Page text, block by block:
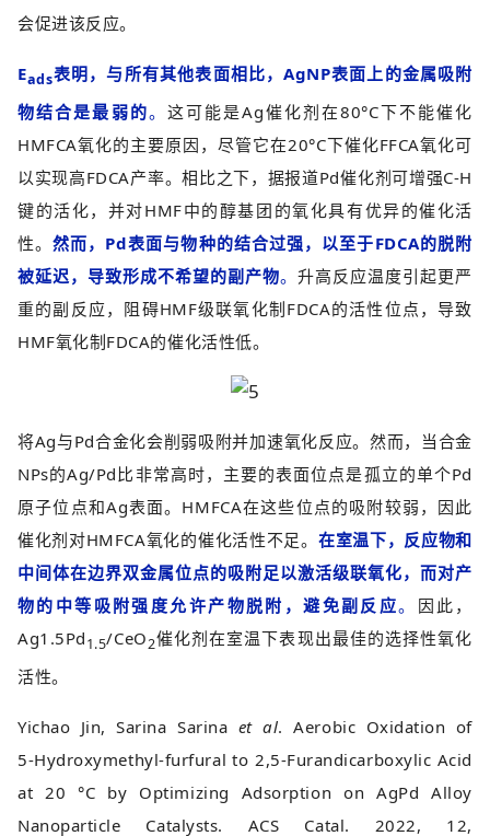
会促进该反应。
Eads表明，与所有其他表面相比，AgNP表面上的金属吸附
物结合是最弱的。 这可能是Ag催化剂在80°C下不能催化
HMFCA氧化的主要原因，尽管它在20°C下催化FFCA氧化可
以实现高FDCA产率。相比之下，据报道Pd催化剂可增强C-H
键的活化，并对HMF中的醇基团的氧化具有优异的催化活
性。然而，Pd表面与物种的结合过强，以至于FDCA的脱附
被延迟，导致形成不希望的副产物。升高反应温度引起更严
重的副反应，阻碍HMF级联氧化制FDCA的活性位点，导致
HMF氧化制FDCA的催化活性低。
将Ag与Pd合金化会削弱吸附并加速氧化反应。然而，当合金
NPs的Ag/Pd比非常高时，主要的表面位点是孤立的单个Pd
原子位点和Ag表面。HMFCA在这些位点的吸附较弱，因此
催化剂对HMFCA氧化的催化活性不足。 在室温下，反应物和
中间体在边界双金属位点的吸附足以激活级联氧化，而对产
物的中等吸附强度允许产物脱附，避免副反应。 因此，
Ag1.5Pd1.5/CeO2催化剂在室温下表现出最佳的选择性氧化
活性。
Yichao Jin, Sarina Sarina et al. Aerobic Oxidation of
5‑Hydroxymethyl-furfural to 2,5-Furandicarboxylic Acid
at 20 °C by Optimizing Adsorption on AgPd Alloy
Nanoparticle Catalysts. ACS Catal. 2022, 12,